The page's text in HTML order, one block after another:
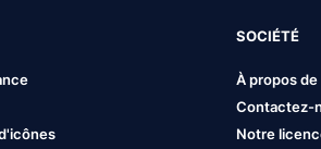
SOCIÉTÉ
À propos de
Contactez-
Notre